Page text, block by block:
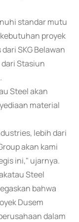
standar mutu
proyek
SKG Belawan
Stasiun
Steel akan
material
lebih dari
akan kami
ini," ujarnya.
Steel
bahwa
Dusem
dalam